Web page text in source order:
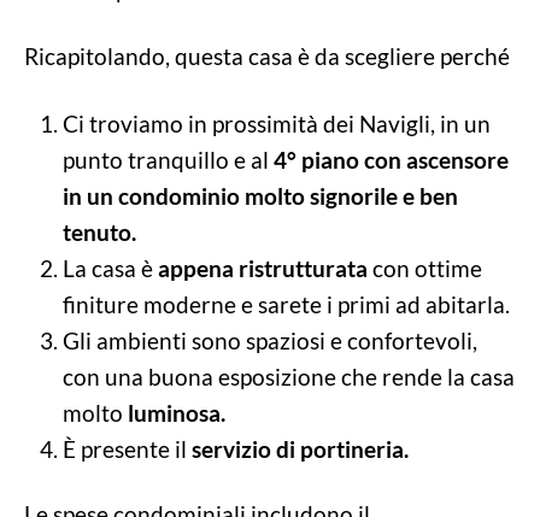
Ricapitolando, questa casa è da scegliere perché
Ci troviamo in prossimità dei Navigli, in un
punto tranquillo e al 4° piano con ascensore
in un condominio molto signorile e ben
tenuto.
La casa èappena ristrutturata con ottime
finiture moderne e sarete i primi ad abitarla.
Gli ambienti sono spaziosi e confortevoli,
con una buona esposizione che rende la casa
molto luminosa.
È presente il servizio di portineria.